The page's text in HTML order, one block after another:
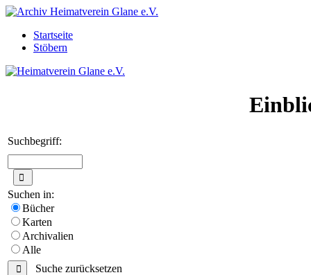
Startseite
Stöbern
Suchbegriff:
Suchen in:
Bücher
Karten
Archivalien
Alle
Suche zurücksetzen